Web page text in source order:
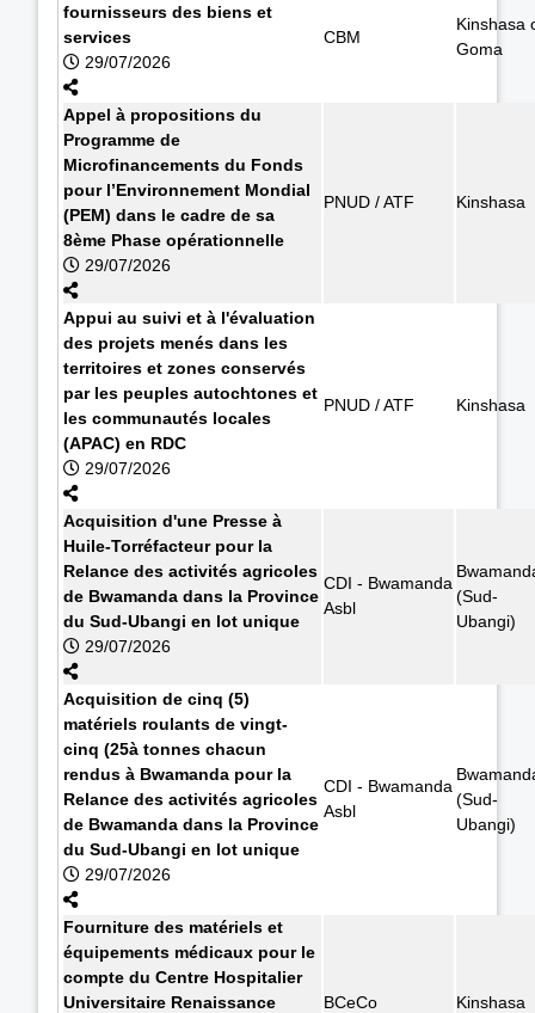
fournisseurs des biens et
services
29/07/2026
CBM
Kinshasa
Goma
Appel à propositions du
Programme de
Microfinancements du Fonds
pour l’Environnement Mondial
(PEM) dans le cadre de sa
8ème Phase opérationnelle
29/07/2026
PNUD / ATF Kinshasa
Appui au suivi et à l'évaluation
des projets menés dans les
territoires et zones conservés
par les peuples autochtones et
les communautés locales
(APAC) en RDC
29/07/2026
PNUD / ATF Kinshasa
Acquisition d'une Presse à
Huile-Torréfacteur pour la
Relance des activités agricoles
de Bwamanda dans la Province
du Sud-Ubangi en lot unique
29/07/2026
CDI - Bwamanda
Asbl
(Sud-
Ubangi)
Acquisition de cinq (5)
matériels roulants de vingt-
cinq (25à tonnes chacun
rendus à Bwamanda pour la
Relance des activités agricoles
de Bwamanda dans la Province
du Sud-Ubangi en lot unique
29/07/2026
CDI - Bwamanda
Asbl
(Sud-
Ubangi)
Fourniture des matériels et
équipements médicaux pour le
compte du Centre Hospitalier
Universitaire Renaissance
BCeCo Kinshasa